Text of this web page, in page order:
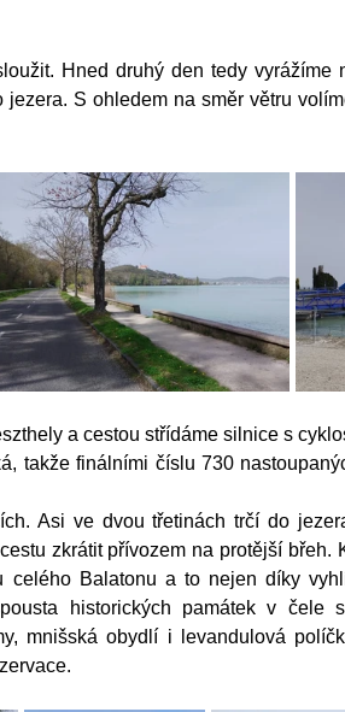
Hned druhý den tedy vyrážíme
S ohledem na směr větru
a cestou střídáme silnice s
takže finálními číslu 730
Asi ve dvou třetinách trčí do
zkrátit přívozem na protější břeh.
celého Balatonu a to nejen díky
historických památek v čele s
mnišská obydlí i levandulová